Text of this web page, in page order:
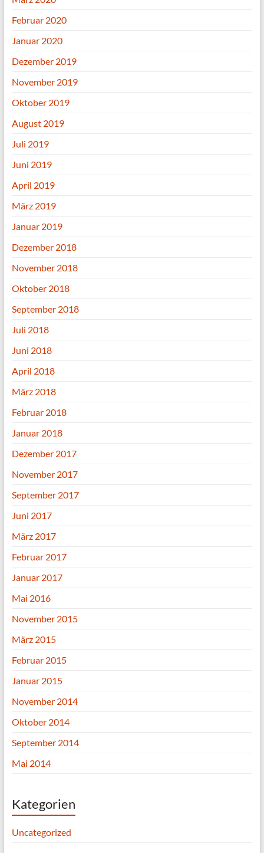
Februar 2020
Januar 2020
Dezember 2019
November 2019
Oktober 2019
August 2019
Juli 2019
Juni 2019
April 2019
März 2019
Januar 2019
Dezember 2018
November 2018
Oktober 2018
September 2018
Juli 2018
Juni 2018
April 2018
März 2018
Februar 2018
Januar 2018
Dezember 2017
November 2017
September 2017
Juni 2017
März 2017
Februar 2017
Januar 2017
Mai 2016
November 2015
März 2015
Februar 2015
Januar 2015
November 2014
Oktober 2014
September 2014
Mai 2014
Kategorien
Uncategorized